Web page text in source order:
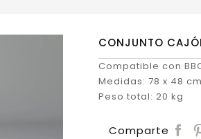
CONJUNTO
Compatible con
Medidas: 78 x 48 cm
Peso total: 20 kg
Comparte